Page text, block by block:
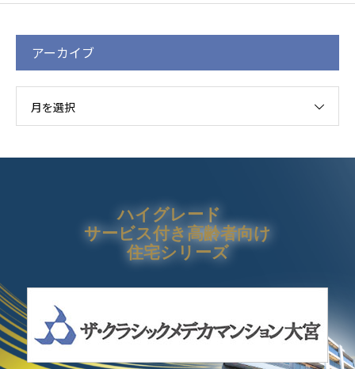
アーカイブ
月を選択
ハイグレード
サービス付き高齢者向け
住宅シリーズ